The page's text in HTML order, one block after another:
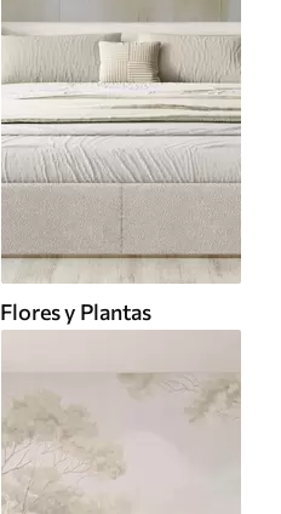
Flores y Plantas